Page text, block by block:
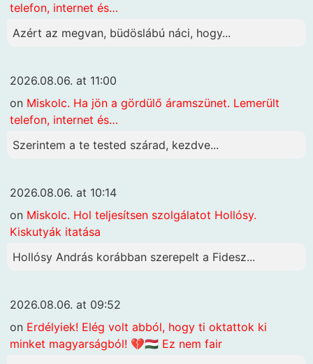
telefon, internet és…
Azért az megvan, büdöslábú náci, hogy...
2026.08.06. at 11:00
on Miskolc. Ha jön a gördülő áramszünet. Lemerült
telefon, internet és…
Szerintem a te tested szárad, kezdve...
2026.08.06. at 10:14
on Miskolc. Hol teljesítsen szolgálatot Hollósy.
Kiskutyák itatása
Hollósy András korábban szerepelt a Fidesz...
2026.08.06. at 09:52
on Erdélyiek! Elég volt abból, hogy ti oktattok ki
minket magyarságból! 💔🇭🇺 Ez nem fair